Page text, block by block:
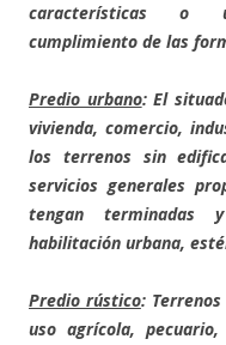
características o
cumplimiento de las
Predio urbano: El
vivienda, comercio,
los terrenos sin
servicios generales
tengan terminadas
habilitación urbana,
Predio rústico:
uso agrícola,